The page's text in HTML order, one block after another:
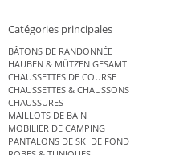
Catégories principales
BÂTONS DE RANDONNÉE
HAUBEN & MÜTZEN GESAMT
CHAUSSETTES DE COURSE
CHAUSSETTES & CHAUSSONS
CHAUSSURES
MAILLOTS DE BAIN
MOBILIER DE CAMPING
PANTALONS DE SKI DE FOND